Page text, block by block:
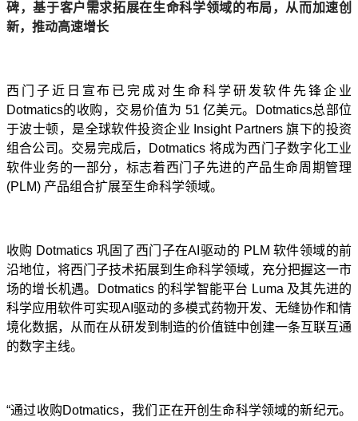
碑，基于客户需求拓展在生命科学领域的布局，从而加速创
新，推动高速增长
西门子近日宣布已完成对生命科学研发软件先锋企业
Dotmatics的收购，交易价值为 51 亿美元。Dotmatics总部位
于波士顿，是全球软件投资企业 Insight Partners 旗下的投资
组合公司。交易完成后，Dotmatics 将成为西门子数字化工业
软件业务的一部分，标志着西门子先进的产品生命周期管理
(PLM) 产品组合扩展至生命科学领域。
收购 Dotmatics 巩固了西门子在AI驱动的 PLM 软件领域的前
沿地位，将西门子技术拓展到生命科学领域，充分把握这一市
场的增长机遇。Dotmatics 的科学智能平台 Luma 及其先进的
科学应用软件可实现AI驱动的多模式药物开发、无缝协作和情
境化数据，从而在从研发到制造的价值链中创建一条互联互通
的数字主线。
“通过收购Dotmatics，我们正在开创生命科学领域的新纪元。